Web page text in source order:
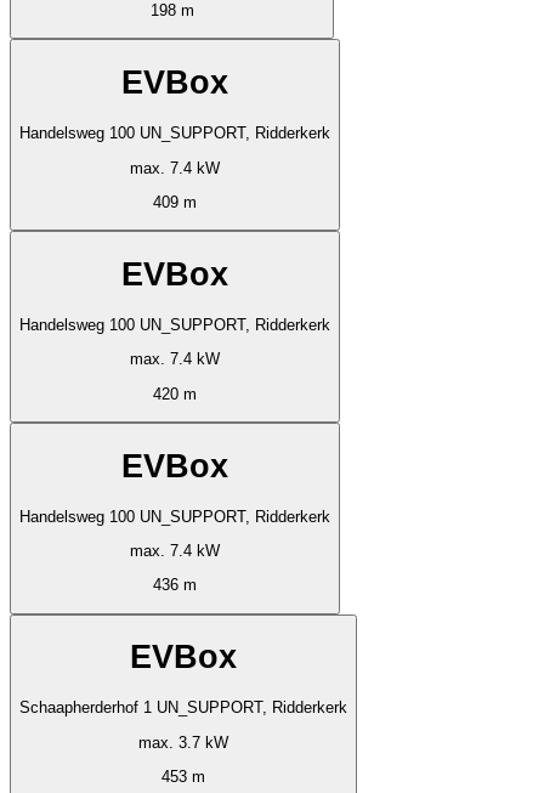
198 m
EVBox
Handelsweg 100 UN_SUPPORT, Ridderkerk
max. 7.4 kW
409 m
EVBox
Handelsweg 100 UN_SUPPORT, Ridderkerk
max. 7.4 kW
420 m
EVBox
Handelsweg 100 UN_SUPPORT, Ridderkerk
max. 7.4 kW
436 m
EVBox
Schaapherderhof 1 UN_SUPPORT, Ridderkerk
max. 3.7 kW
453 m